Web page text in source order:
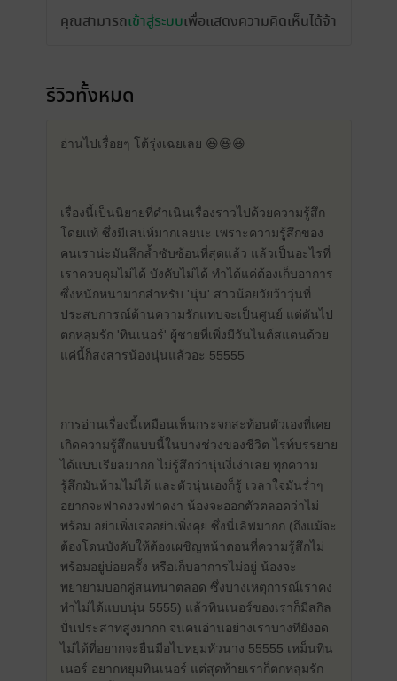
คุณสามารถเข้าสู่ระบบเพื่อแสดงความคิดเห็นได้จ้า
รีวิวทั้งหมด
อ่านไปเรื่อยๆ โต้รุ่งเฉยเลย 😆😆😆
เรื่องนี้เป็นนิยายที่ดำเนินเรื่องราวไปด้วยความรู้สึก
โดยแท้ ซึ่งมีเสน่ห์มากเลยนะ เพราะความรู้สึกของ
คนเราน่ะมันลึกล้ำซับซ้อนที่สุดแล้ว แล้วเป็นอะไรที่
เราควบคุมไม่ได้ บังคับไม่ได้ ทำได้แค่ต้องเก็บอาการ
ซึ่งหนักหนามากสำหรับ 'นุ่น'​ สาวน้อยวัยว้าวุ่นที่
ประสบการณ์​ด้านความรักแทบจะเป็นศูนย์ แต่ดันไป
ตกหลุมรัก 'ทินเนอร์'​ ผู้ชายที่เพิ่งมีวันไนต์สแตนด้วย
แค่นี้ก็สงสารน้องนุ่นแล้วอะ 55555
การอ่านเรื่องนี้เหมือนเห็นกระจกสะท้อนตัวเองที่เคย
เกิดความรู้สึกแบบนี้ในบางช่วงของชีวิต ไรท์บรรยาย
ได้แบบเรียลมากก ไม่รู้สึกว่านุ่นงี่เง่าเลย ทุกความ
รู้สึกมันห้ามไม่ได้ และตัวนุ่นเองก็รู้ เวลาใจมันร่ำๆ
อยากจะฟาดงวงฟาดงา น้องจะออกตัวตลอดว่าไม่
พร้อม อย่าเพิ่งเจออย่าเพิ่งคุย ซึ่งนี่เลิฟมากก (ถึงแม้จะ
ต้องโดนบังคับให้ต้องเผชิญ​หน้าตอนที่ความรู้สึกไม่
พร้อมอยู่บ่อยครั้ง หรือเก็บอาการไม่อยู่ น้องจะ
พยายามบอกคู่สนทนา​ตลอด ซึ่งบางเหตุการณ์​เราคง
ทำไม่ได้แบบนุ่น 5555) แล้วทินเนอร์ของเราก็มีสกิล
ปั่นประสาทสูงมากก จนคนอ่านอย่างเราบางทียังอด
ไม่ได้ที่อยากจะยื่นมือไปหยุมหัวนาง 55555 เหม็นทิน
เนอร์ อยากหยุมทินเนอร์ แต่สุดท้ายเราก็ตกหลุมรัก